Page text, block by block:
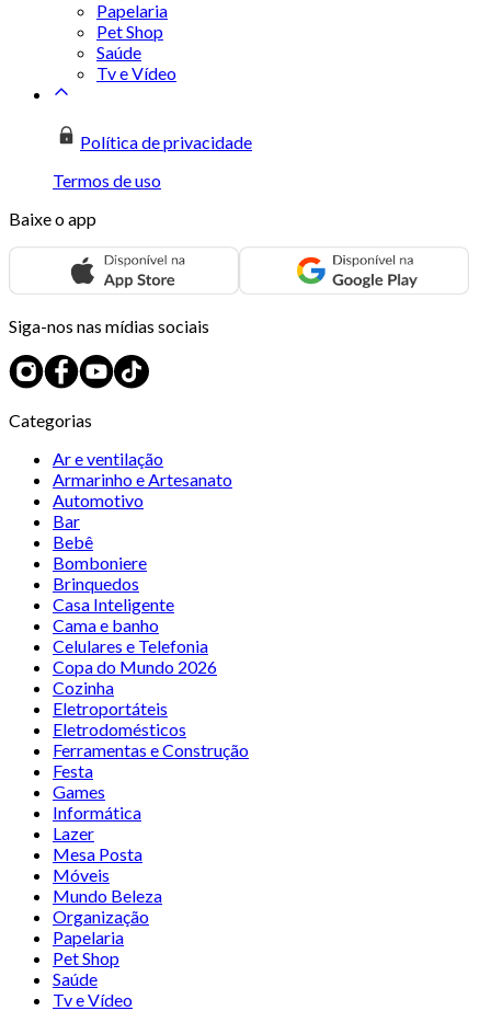
Papelaria
Pet Shop
Saúde
Tv e Vídeo
Política de privacidade
Termos de uso
Baixe o app
Siga-nos nas mídias sociais
Categorias
Ar e ventilação
Armarinho e Artesanato
Automotivo
Bar
Bebê
Bomboniere
Brinquedos
Casa Inteligente
Cama e banho
Celulares e Telefonia
Copa do Mundo 2026
Cozinha
Eletroportáteis
Eletrodomésticos
Ferramentas e Construção
Festa
Games
Informática
Lazer
Mesa Posta
Móveis
Mundo Beleza
Organização
Papelaria
Pet Shop
Saúde
Tv e Vídeo